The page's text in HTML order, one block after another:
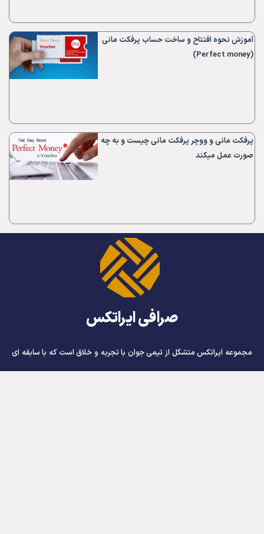
آموزش نحوه افتتاح و ساخت حساب پرفکت مانی
(Perfect money)
پرفکت مانی و ووچر پرفکت مانی چیست و به چه
صورت عمل میکند
صرافی ایراتکس
مجموعه ایراتکس متشکل از تیمی جوان با تجربه و خلاق است که با سابقه ای